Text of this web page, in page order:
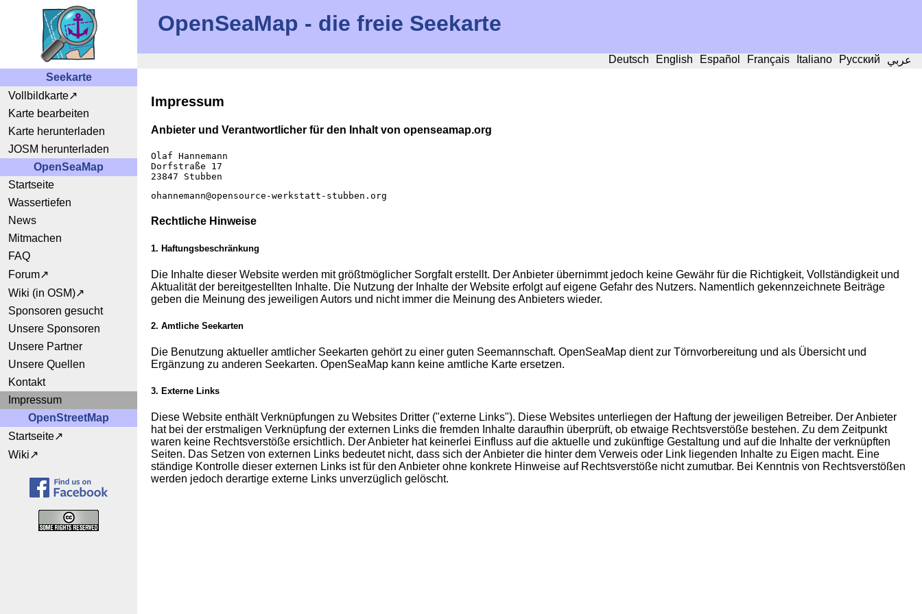
OpenSeaMap - die freie Seekarte
Deutsch English Español Français Italiano Русский
عربي
Seekarte
Vollbildkarte
Karte bearbeiten
Karte herunterladen
JOSM herunterladen
OpenSeaMap
Startseite
Wassertiefen
News
Mitmachen
FAQ
Forum
Wiki (in OSM)
Sponsoren gesucht
Unsere Sponsoren
Unsere Partner
Unsere Quellen
Kontakt
Impressum
OpenStreetMap
Startseite
Wiki
Impressum
Anbieter und Verantwortlicher für den Inhalt von openseamap.org
Olaf Hannemann
Dorfstraße 17
23847 Stubben
ohannemann@opensource-werkstatt-stubben.org
Rechtliche Hinweise
1. Haftungsbeschränkung
Die Inhalte dieser Website werden mit größtmöglicher Sorgfalt erstellt. Der Anbieter übernimmt jedoch keine Gewähr für die Richtigkeit, Vollständigkeit und
Aktualität der bereitgestellten Inhalte. Die Nutzung der Inhalte der Website erfolgt auf eigene Gefahr des Nutzers. Namentlich gekennzeichnete Beiträge
geben die Meinung des jeweiligen Autors und nicht immer die Meinung des Anbieters wieder.
2. Amtliche Seekarten
Die Benutzung aktueller amtlicher Seekarten gehört zu einer guten Seemannschaft. OpenSeaMap dient zur Törnvorbereitung und als Übersicht und
Ergänzung zu anderen Seekarten. OpenSeaMap kann keine amtliche Karte ersetzen.
3. Externe Links
Diese Website enthält Verknüpfungen zu Websites Dritter ("externe Links"). Diese Websites unterliegen der Haftung der jeweiligen Betreiber. Der Anbieter
hat bei der erstmaligen Verknüpfung der externen Links die fremden Inhalte daraufhin überprüft, ob etwaige Rechtsverstöße bestehen. Zu dem Zeitpunkt
waren keine Rechtsverstöße ersichtlich. Der Anbieter hat keinerlei Einfluss auf die aktuelle und zukünftige Gestaltung und auf die Inhalte der verknüpften
Seiten. Das Setzen von externen Links bedeutet nicht, dass sich der Anbieter die hinter dem Verweis oder Link liegenden Inhalte zu Eigen macht. Eine
ständige Kontrolle dieser externen Links ist für den Anbieter ohne konkrete Hinweise auf Rechtsverstöße nicht zumutbar. Bei Kenntnis von Rechtsverstößen
werden jedoch derartige externe Links unverzüglich gelöscht.